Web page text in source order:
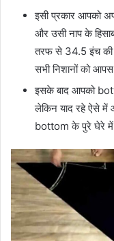
इसी प्रकार आपको
और उसी नाप के
तरफ से 34.5 इंच की
सभी निशानों को
इसके बाद आपको
लेकिन याद रहे ऐसे में
bottom के पुरे घेरे में